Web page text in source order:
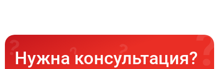
Нужна консультация?